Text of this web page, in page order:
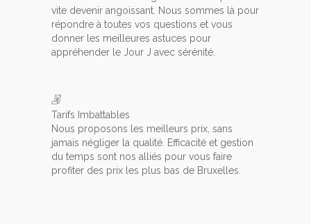
vite devenir angoissant. Nous sommes là pour
répondre à toutes vos questions et vous
donner les meilleures astuces pour
appréhender le Jour J avec sérénité.
Tarifs Imbattables
Nous proposons les meilleurs prix, sans
jamais négliger la qualité. Efficacité et gestion
du temps sont nos alliés pour vous faire
profiter des prix les plus bas de Bruxelles.